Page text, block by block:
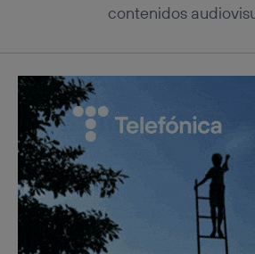
contenidos
Puedes
Para